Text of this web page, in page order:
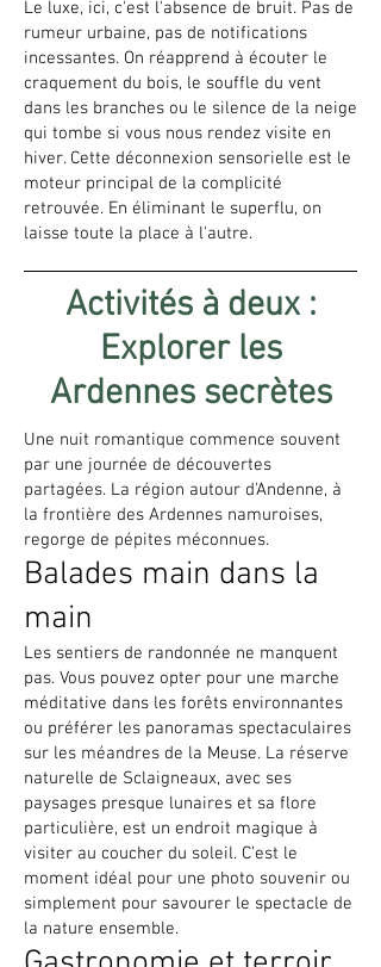
Le luxe, ici, c'est l'absence de bruit. Pas de
rumeur urbaine, pas de notifications
incessantes. On réapprend à écouter le
craquement du bois, le souffle du vent
dans les branches ou le silence de la neige
qui tombe si vous nous rendez visite en
hiver. Cette déconnexion sensorielle est le
moteur principal de la complicité
retrouvée. En éliminant le superflu, on
laisse toute la place à l'autre.
Activités à deux :
Explorer les
Ardennes secrètes
Une nuit romantique commence souvent
par une journée de découvertes
partagées. La région autour d'Andenne, à
la frontière des Ardennes namuroises,
regorge de pépites méconnues.
Balades main dans la
main
Les sentiers de randonnée ne manquent
pas. Vous pouvez opter pour une marche
méditative dans les forêts environnantes
ou préférer les panoramas spectaculaires
sur les méandres de la Meuse. La réserve
naturelle de Sclaigneaux, avec ses
paysages presque lunaires et sa flore
particulière, est un endroit magique à
visiter au coucher du soleil. C’est le
moment idéal pour une photo souvenir ou
simplement pour savourer le spectacle de
la nature ensemble.